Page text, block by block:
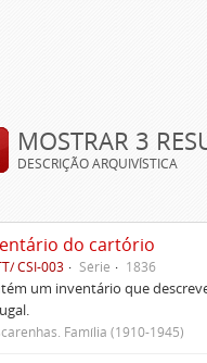
MOSTRAR 3
DESCRIÇÃO ARQUIVÍSTICA
do cartório
CSI-003 Série 1836
um inventário que
Família (1910-1945)